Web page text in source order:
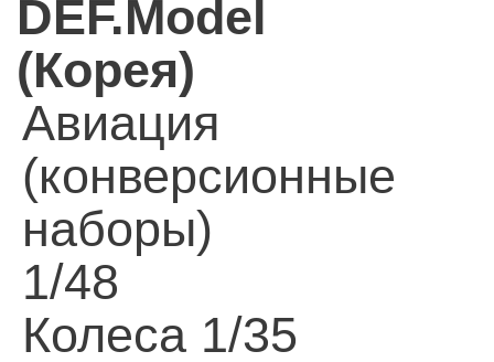
DEF.Model
(Корея)
Авиация
(конверсионные
наборы)
1/48
Колеса 1/35